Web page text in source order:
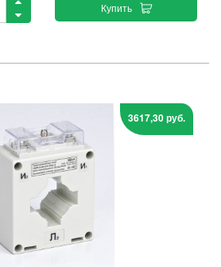
Купить
3617,30 руб.